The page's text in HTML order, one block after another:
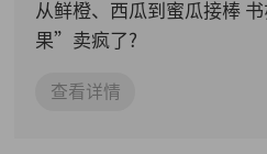
从鲜橙、西瓜到蜜瓜接棒 书亦烧仙草把“大众水
果”卖疯了?
查看详情